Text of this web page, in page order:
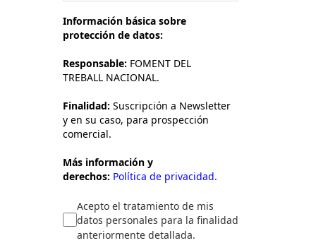
Información básica sobre
protección de datos:
Responsable: FOMENT DEL
TREBALL NACIONAL.
Finalidad: Suscripción a Newsletter
y en su caso, para prospección
comercial.
Más información y
derechos: Política de privacidad.
Acepto el tratamiento de mis
datos personales para la finalidad
anteriormente detallada.